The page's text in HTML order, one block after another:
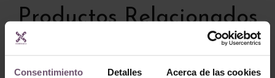
Consentimiento Detalles Acerca de las cookies
Productos Relacionados